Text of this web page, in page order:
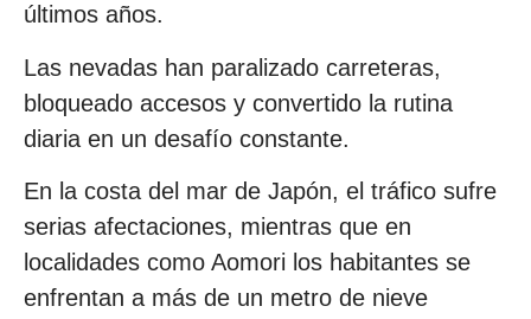
últimos años.
Las nevadas han paralizado carreteras,
bloqueado accesos y convertido la rutina
diaria en un desafío constante.
En la costa del mar de Japón, el tráfico sufre
serias afectaciones, mientras que en
localidades como Aomori los habitantes se
enfrentan a más de un metro de nieve